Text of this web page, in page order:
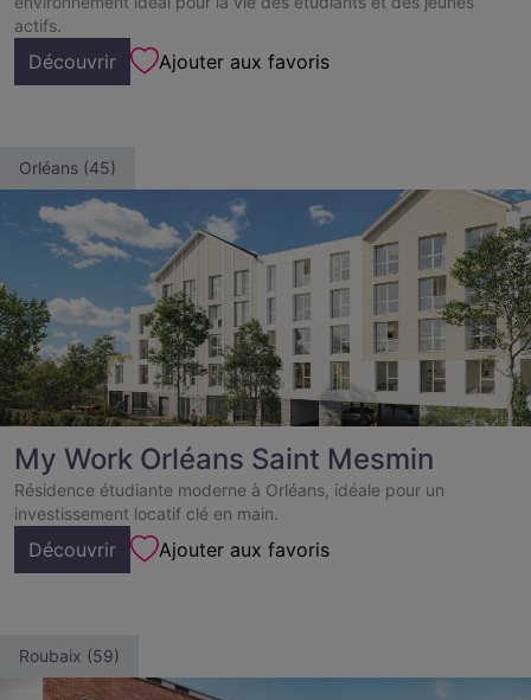
actifs.
Découvrir Ajouter aux favoris
Orléans (45)
My Work Orléans Saint Mesmin
Résidence étudiante moderne à Orléans, idéale pour un
investissement locatif clé en main.
Découvrir Ajouter aux favoris
Roubaix (59)